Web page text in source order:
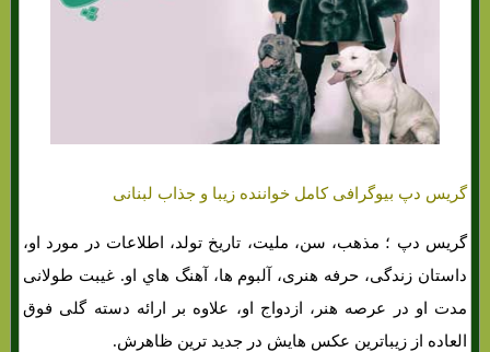
گریس دپ بیوگرافی کامل خواننده زیبا و جذاب لبنانی
گریس دپ ؛ مذهب، سن، ملیت، تاریخ تولد، اطلاعات در مورد او،
داستان زندگی، حرفه هنری، آلبوم ها، آهنگ هاي‌ او. غیبت طولانی
مدت او در عرصه هنر، ازدواج او، علاوه بر ارائه دسته گلی فوق
العاده از زیباترین عکس هایش در جدید ترین ظاهرش.